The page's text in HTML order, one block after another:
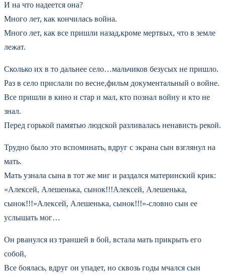
И на что надеется она?
Много лет, как кончилась война.
Много лет, как все пришли назад,кроме мертвых, что в земле
лежат.
Сколько их в то дальнее село…мальчиков безусых не пришло.
Раз в село прислали по весне,фильм документальный о войне.
Все пришли в кино и стар и мал, кто познал войну и кто не
знал.
Перед горькой памятью людской разливалась ненависть рекой.
Трудно было это вспоминать, вдруг с экрана сын взглянул на
мать.
Мать узнала сына в тот же миг и раздался материнский крик:
«Алексей, Алешенька, сынок!!!Алексей, Алешенька,
сынок!!!»Алексей, Алешенька, сынок!!!»-словно сын ее
услышать мог…
Он рванулся из траншей в бой, встала мать прикрыть его
собой,
Все боялась, вдруг он упадет, но сквозь годы мчался сын